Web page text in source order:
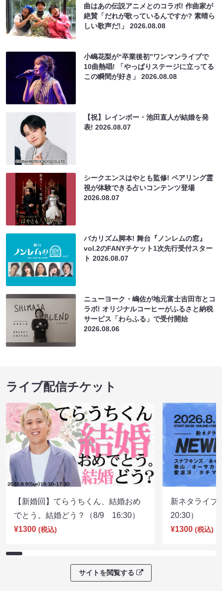
曲はあの伝説アニメとのコラボ! 作曲家が
絶賛「だれが歌っているんですか? 素晴ら
しい歌声だ!」2026.08.08
小嶋花梨が“卒業後初”ワンマンライブで
10曲熱唱! 「やっぱりステージに立ってる
この瞬間が好き」2026.08.08
【祝】レインボー・池田直人が結婚を発
表!2026.08.07
シークエンスはやとも監修! ペアリング霊
視が体験できる占いコンテンツ登場
2026.08.07
バカリズム脚本! 舞台『ノンレムの窓』
vol.2のFANYチケット1次先行受付スター
ト2026.08.07
ニューヨーク・嶋佐が地元富士吉田市とコ
ラボ! オリジナルコーヒーがふるさと納税
サービス「わらふる」で受付開始
2026.08.06
ライブ配信チケット
【新婚回】てらうちくん、結婚おめ
でとう。結婚どう？（8/9 16:30）
¥1300 (税込)
新ネタライ
20:30）
¥1300 (税込)
サイトを閲覧する